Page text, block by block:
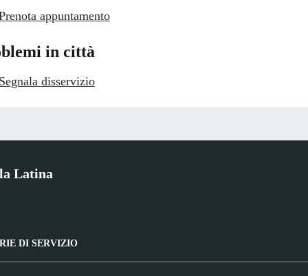
appuntamento
in città
disservizio
Latina
DI SERVIZIO